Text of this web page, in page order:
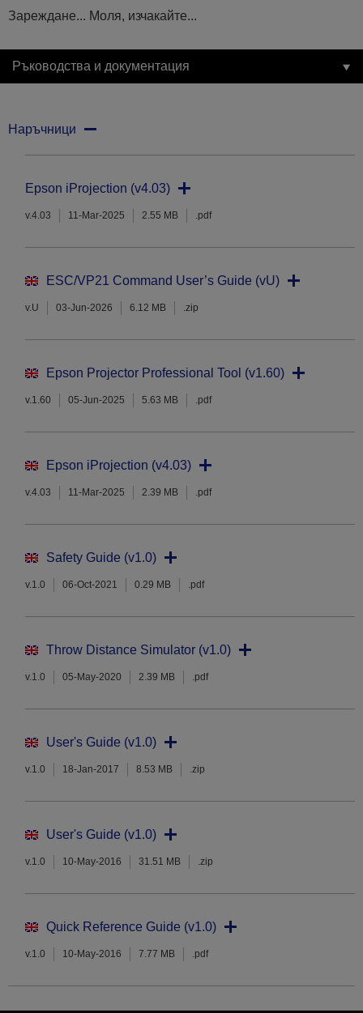
Зареждане... Моля, изчакайте...
Ръководства и документация
Наръчници
Epson iProjection (v4.03)
v.4.03 11-Mar-2025 2.55 MB .pdf
ESC/VP21 Command User’s Guide (vU)
v.U 03-Jun-2026 6.12 MB .zip
Epson Projector Professional Tool (v1.60)
v.1.60 05-Jun-2025 5.63 MB .pdf
Epson iProjection (v4.03)
v.4.03 11-Mar-2025 2.39 MB .pdf
Safety Guide (v1.0)
v.1.0 06-Oct-2021 0.29 MB .pdf
Throw Distance Simulator (v1.0)
v.1.0 05-May-2020 2.39 MB .pdf
User's Guide (v1.0)
v.1.0 18-Jan-2017 8.53 MB .zip
User's Guide (v1.0)
v.1.0 10-May-2016 31.51 MB .zip
Quick Reference Guide (v1.0)
v.1.0 10-May-2016 7.77 MB .pdf